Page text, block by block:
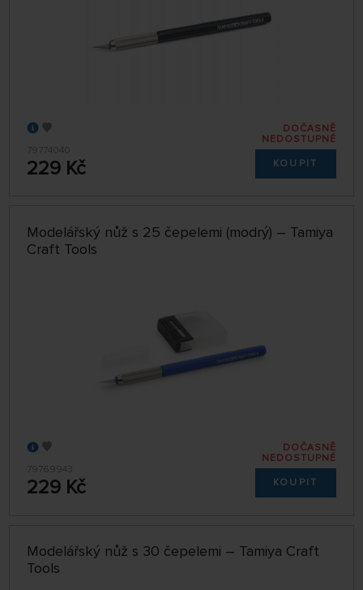
79774040
229 Kč
DOČASNĚ
NEDOSTUPNÉ
KOUPIT
Modelářský nůž s 25 čepelemi (modrý) – Tamiya
Craft Tools
79769943
229 Kč
DOČASNĚ
NEDOSTUPNÉ
KOUPIT
Modelářský nůž s 30 čepelemi – Tamiya Craft
Tools